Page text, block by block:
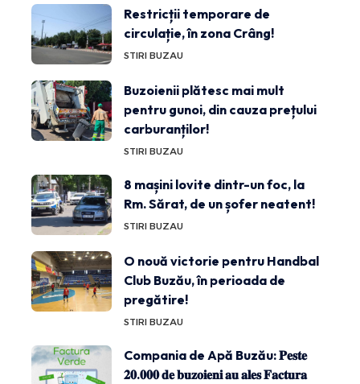
Restricții temporare de
circulație, în zona Crâng!
STIRI BUZAU
Buzoienii plătesc mai mult
pentru gunoi, din cauza prețului
carburanților!
STIRI BUZAU
8 mașini lovite dintr-un foc, la
Rm. Sărat, de un șofer neatent!
STIRI BUZAU
O nouă victorie pentru Handbal
Club Buzău, în perioada de
pregătire!
STIRI BUZAU
Compania de Apă Buzău: 𝐏𝐞𝐬𝐭𝐞
𝟐𝟎.𝟎𝟎𝟎 𝐝𝐞 𝐛𝐮𝐳𝐨𝐢𝐞𝐧𝐢 𝐚𝐮 𝐚𝐥𝐞𝐬 𝐅𝐚𝐜𝐭𝐮𝐫𝐚